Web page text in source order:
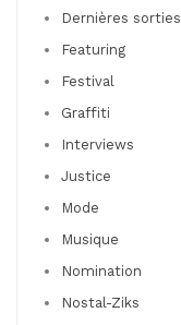
Dernières sorties
Featuring
Festival
Graffiti
Interviews
Justice
Mode
Musique
Nomination
Nostal-Ziks